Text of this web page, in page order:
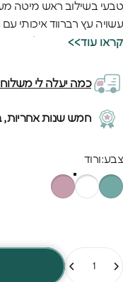
טבעי בשילוב ראש מיטה
עשויה עץ רברווד איכותי
שמתחת נפתח בקלות בעזרת
<<קראו עוד
כמה יעלה לי
חמש שנות אחריות,
צבע
צבע:ורוד